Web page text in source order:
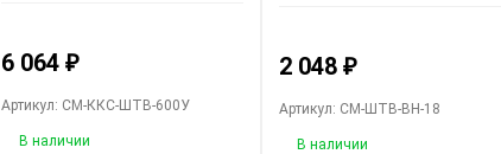
6 064 ₽
Артикул: CM-ККС-ШТВ-600У
В наличии
2 048 ₽
Артикул: CM-ШТВ-ВН-18
В наличии